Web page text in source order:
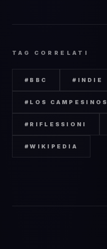
TAG CORRELATI
# BBC # INDIE
# LOS CAMPESINOS
# RIFLESSIONI
#WIKIPEDIA